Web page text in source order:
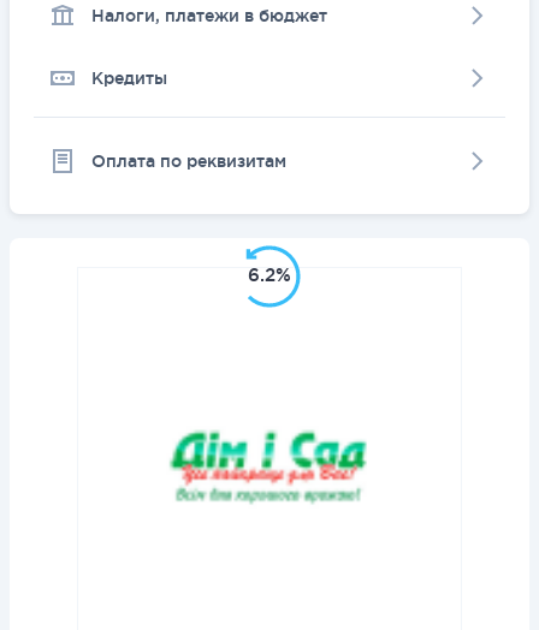
Налоги, платежи в бюджет
Кредиты
Оплата по реквизитам
6.2%